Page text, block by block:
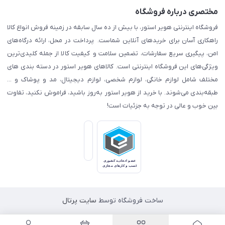
مختصری درباره فروشگاه
فروشگاه اینترنتی هویر استور، با بیش از ده سال سابقه در زمینه فروش انواع کالا
راهکاری آسان برای خریدهای آنلاین شماست. پرداخت در محل، ارائه درگاه‌های
امن، پیگیری سریع سفارشات، تضمین سلامت و کیفیت کالا از جمله کلیدی‌ترین
ویژگی‌های این فروشگاه اینترنتی است. کالاهای هویر استور در دسته بندی های
مختلف شامل لوازم خانگی، لوازم شخصی، لوازم دیجیتال، مد و پوشاک و ...
طبقه‌بندی می‌شوند. با خرید از هویر استور به‌روز باشید، فراموش نکنید، تفاوت
بین خوب و عالی در توجه به جزئیات است!
ساخت فروشگاه توسط سایت پرتال